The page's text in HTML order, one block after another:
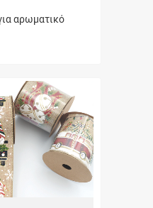
αρωματικό